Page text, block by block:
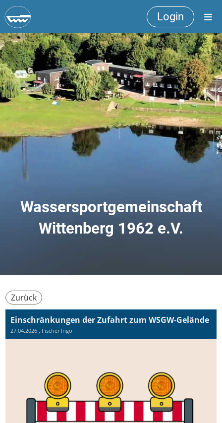
Login
Wassersportgemeinschaft
Wittenberg 1962 e.V.
Zurück
Einschränkungen der Zufahrt zum WSGW-Gelände
27.04.2026 , Fischer Ingo